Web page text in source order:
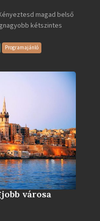
magad belső
kétszintes
Programajánló
városa